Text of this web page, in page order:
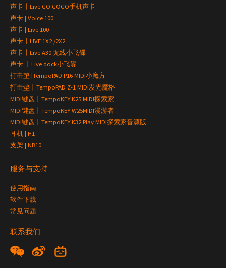
声卡丨Live GO GOGO手机声卡
声卡 | Voice 100
声卡 | Live 100
声卡丨LIVE 1X2 /2X2
声卡丨Live A30 无线小飞碟
声卡 丨Live dock小飞碟
打击垫 |TempoPAD P16 MIDI小魔方
打击垫丨TempoPAD Z-1 MIDI发光魔格
MIDI键盘丨TempoKEY K25 MIDI探索家
MIDI键盘丨TempoKEY W25MIDI漫游者
MIDI键盘丨TempoKEY K32 Play MIDI探索家音源版
耳机 | H1
支架 | NB10
服务与支持
使用指南
软件下载
常见问题
联系我们